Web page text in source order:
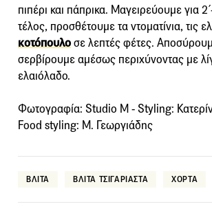
πιπέρι και πάπρικα. Μαγειρεύουμε για
τέλος, προσθέτουμε τα ντοματίνια, τις
κοτόπουλοσε λεπτές φέτες.
σερβίρουμε αμέσως περιχύνοντας με
ελαιόλαδο.
Φωτογραφία: Studio M - Styling:
Food styling: Μ. Γεωργιάδης
ΒΛΙΤΑ ΒΛΙΤΑ ΤΣΙΓΑΡΙΑΣΤΑ ΧΟΡΤΑ